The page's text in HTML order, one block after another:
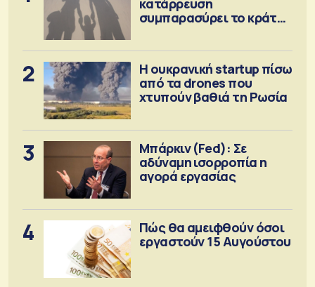
συμπαρασύρει το κράτος
2
Η ουκρανική startup πίσω
από τα drones που
χτυπούν βαθιά τη Ρωσία
3
Μπάρκιν (Fed): Σε
αδύναμη ισορροπία η
αγορά εργασίας
4
Πώς θα αμειφθούν όσοι
εργαστούν 15 Αυγούστου